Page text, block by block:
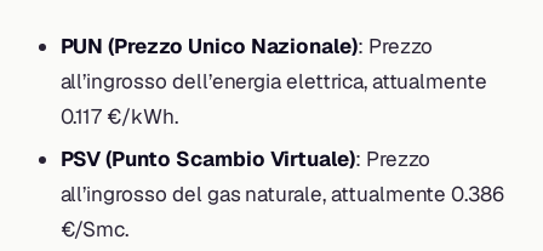
PUN (Prezzo Unico Nazionale): Prezzo
all’ingrosso dell’energia elettrica, attualmente
0.117 €/kWh.
PSV (Punto Scambio Virtuale): Prezzo
all’ingrosso del gas naturale, attualmente 0.386
€/Smc.